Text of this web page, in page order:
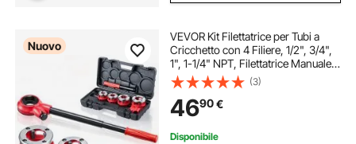
Nuovo
VEVOR Kit Filettatrice per Tubi a
Cricchetto con 4 Filiere, 1/2", 3/4",
1", 1-1/4" NPT, Filettatrice Manuale
per Tubi, Impugnatura Comoda,
Valigetta Portatile per Installazione e
Riparazione Idraulica
(3)
4690€
Disponibile